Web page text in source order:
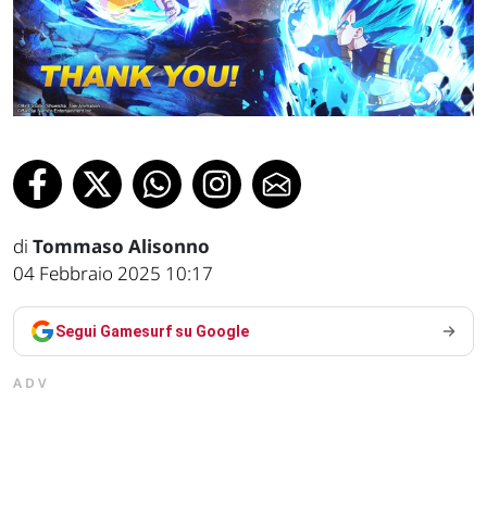
di Tommaso Alisonno
04 Febbraio 2025 10:17
Segui Gamesurf su Google
ADV